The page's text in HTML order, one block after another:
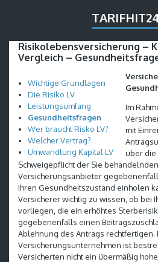
Risikolebensversicherung –
Vergleich –
Wichtige Grundlagen
Die Risiko LV
Leistungsumfang
Gesundheitsfragen
Wer braucht Risko LV?
Welcher Vertrag?
Umwandlung Kapital LV
Im
mit
über die
Schweigepflicht der Sie
Versicherungsanbieter
Ihren Gesundheitszustand einholen
Versicherer wichtig zu wissen, ob bei
vorliegen, die ein erhöhtes
gegebenenfalls einen
Ablehnung des Antrags rechtfertigen.
Versicherungsunternehmen ist
Versicherten nicht ein übermäßig